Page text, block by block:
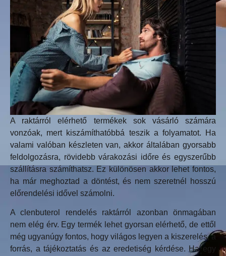
A raktárról elérhető termékek sok vásárló számára
vonzóak, mert kiszámíthatóbbá teszik a folyamatot. Ha
valami valóban készleten van, akkor általában gyorsabb
feldolgozásra, rövidebb várakozási időre és egyszerűbb
szállításra számíthatsz. Ez különösen akkor lehet fontos,
ha már meghoztad a döntést, és nem szeretnél hosszú
előrendelési idővel számolni.
A clenbuterol rendelés raktárról azonban önmagában
nem elég érv. Egy termék lehet gyorsan elérhető, de ettől
még ugyanúgy fontos, hogy világos legyen a kiszerelés, a
forrás, a tájékoztatás és az eredetiség kérdése. Ha egy